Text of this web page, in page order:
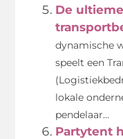
De
dynamische
speelt een
lokale
pendelaar...
Partytent